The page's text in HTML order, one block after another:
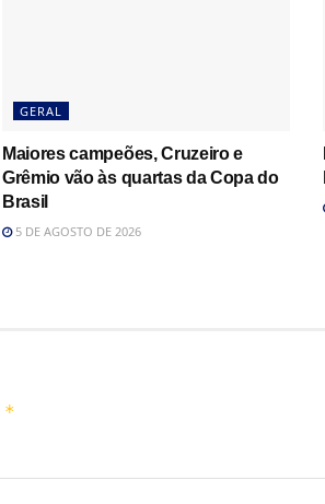
GERAL
Maiores campeões, Cruzeiro e
Grêmio vão às quartas da Copa do
Brasil
5 DE AGOSTO DE 2026
*